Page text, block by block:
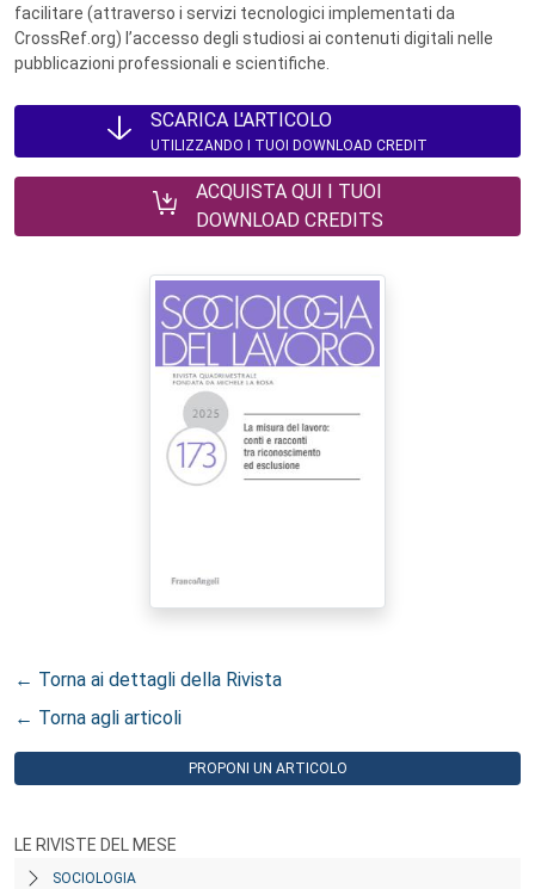
facilitare (attraverso i servizi tecnologici implementati da
CrossRef.org) l’accesso degli studiosi ai contenuti digitali nelle
pubblicazioni professionali e scientifiche.
SCARICA L'ARTICOLO
UTILIZZANDO I TUOI DOWNLOAD CREDIT
ACQUISTA QUI I TUOI
DOWNLOAD CREDITS
← Torna ai dettagli della Rivista
← Torna agli articoli
PROPONI UN ARTICOLO
LE RIVISTE DEL MESE
SOCIOLOGIA